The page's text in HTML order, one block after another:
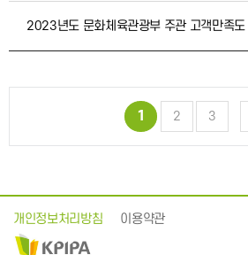
1 2 3
개인정보처리방침 이용약관